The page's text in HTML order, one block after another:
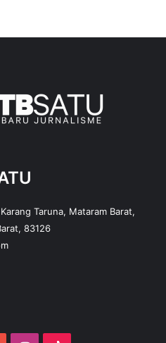
Taruna, Mataram Barat,
83126